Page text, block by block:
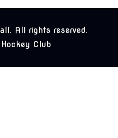
All rights reserved.
Club